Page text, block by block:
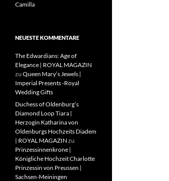
Camilla
NEUESTE KOMMENTARE
The Edwardians: Age of
Elegance | ROYAL MAGAZIN
zu Queen Mary’s Jewels |
Imperial Presents -Royal
Wedding Gifts
Duchess of Oldenburg’s
Diamond Loop Tiara |
Herzogin Katharina von
Oldenburgs Hochzeits Diadem
| ROYAL MAGAZIN zu
Prinzessinnenkrone |
Königliche Hochzeit Charlotte
Prinzessin von Preussen |
Sachsen-Meiningen